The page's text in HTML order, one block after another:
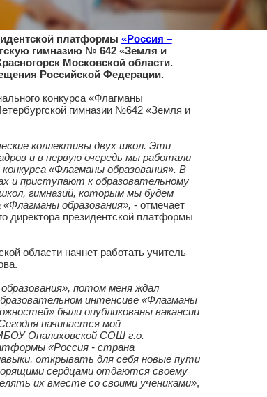
платформы«Россия –
гимназию № 642 «Земля и
Красногорск Московской области.
Российской Федерации.
конкурса «Флагманы
Петербургской гимназии №642 «Земля и
коллективы двух школ. Эти
кадров и в первую очередь мы работали
конкурса «Флагманы образования». В
и приступают к образовательному
«Флагманы образования»,- отмечает
директора президентской платформы
области начнет работать учитель
Шилова.
образования», потом меня ждал
образовательном интенсиве «Флагманы
были опубликованы вакансии
Сегодня начинается мой